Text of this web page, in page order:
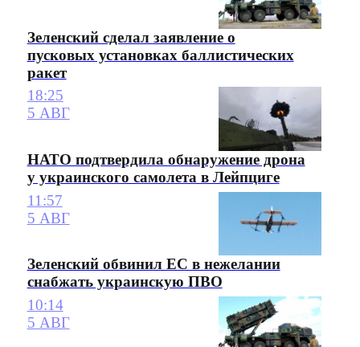
Зеленский сделал заявление о
пусковых установках баллистических
ракет
18:25
5 АВГ
НАТО подтвердила обнаружение дрона
у украинского самолета в Лейпциге
11:57
5 АВГ
Зеленский обвинил ЕС в нежелании
снабжать украинскую ПВО
10:14
5 АВГ